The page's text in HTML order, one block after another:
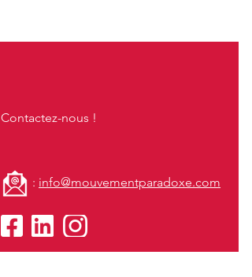
​Contactez-nous !
: info@mouvementparadoxe.com